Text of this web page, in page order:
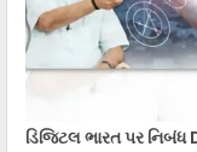
ડિજિટલ ભારત પર